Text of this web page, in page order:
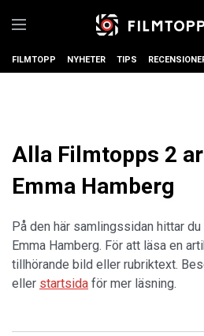
FILMTOPP NYHETER TIPS
Alla Filmtopps 2
Emma Hamberg
På den här samlingssidan hittar
Emma Hamberg. För att läsa en
tillhörande bild eller rubriktext.
eller startsida för mer läsning.